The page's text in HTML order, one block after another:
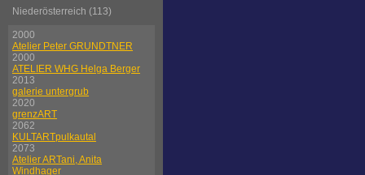
Niederösterreich (113)
2000
Atelier Peter GRUNDTNER
2000
ATELIER WHG Helga Berger
2013
galerie untergrub
2020
grenzART
2062
KULTARTpulkautal
2073
Atelier ARTani, Anita
Windhager